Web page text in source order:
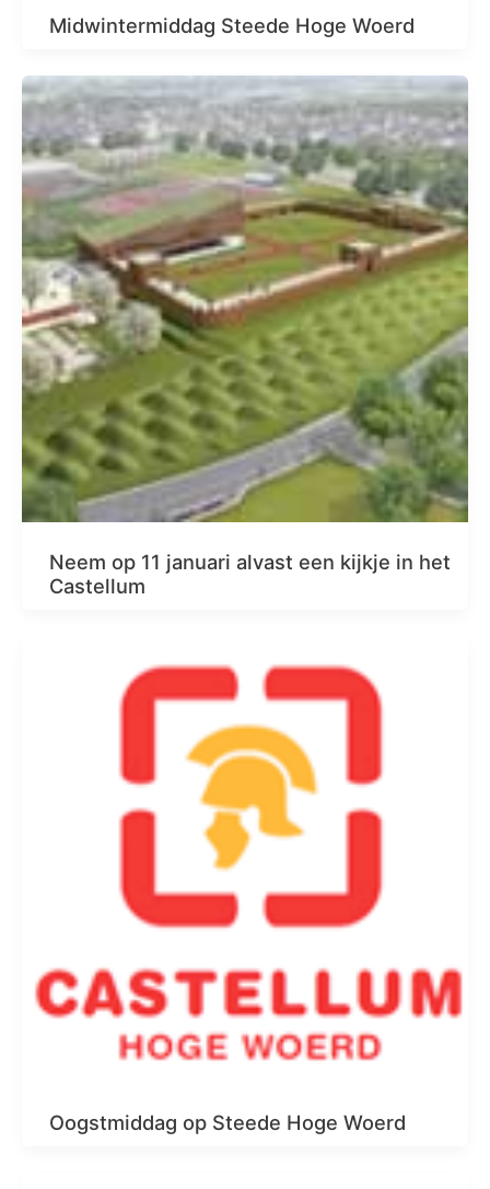
Midwintermiddag Steede Hoge Woerd
Neem op 11 januari alvast een kijkje in het
Castellum
Oogstmiddag op Steede Hoge Woerd